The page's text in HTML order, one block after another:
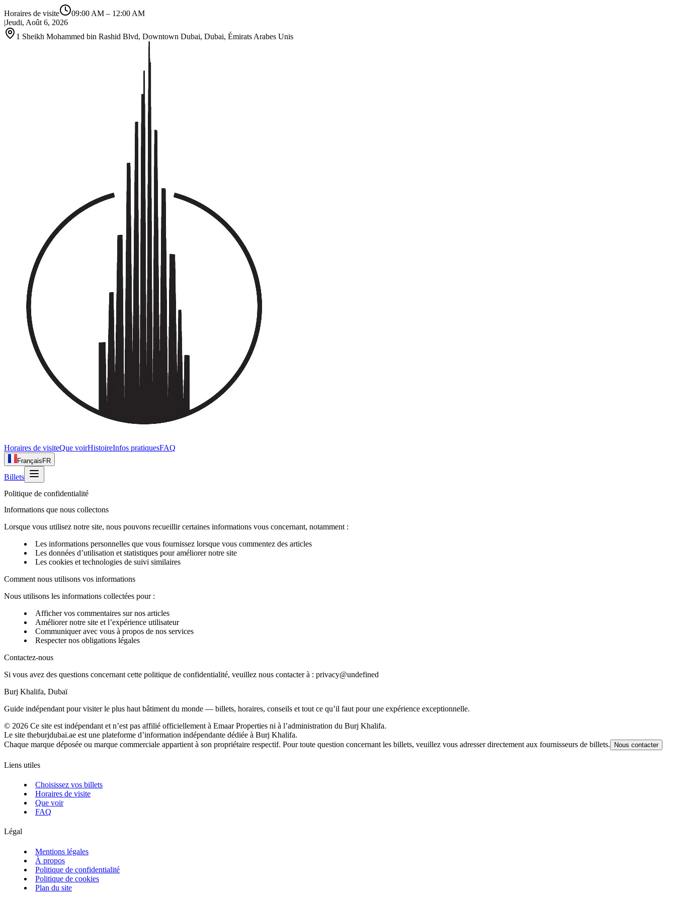
Horaires de visite 09:00 AM – 12:00 AM
|Jeudi, Août 6, 2026
1 Sheikh Mohammed bin Rashid Blvd, Downtown Dubai, Dubai, Émirats Arabes Unis
Horaires de visiteQue voirHistoireInfos pratiquesFAQ
Français FR
Billets
Politique de confidentialité
Informations que nous collectons
Lorsque vous utilisez notre site, nous pouvons recueillir certaines informations vous concernant, notamment :
Les informations personnelles que vous fournissez lorsque vous commentez des articles
Les données d’utilisation et statistiques pour améliorer notre site
Les cookies et technologies de suivi similaires
Comment nous utilisons vos informations
Nous utilisons les informations collectées pour :
Afficher vos commentaires sur nos articles
Améliorer notre site et l’expérience utilisateur
Communiquer avec vous à propos de nos services
Respecter nos obligations légales
Contactez-nous
Si vous avez des questions concernant cette politique de confidentialité, veuillez nous contacter à : privacy@undefined
Burj Khalifa, Dubaï
Guide indépendant pour visiter le plus haut bâtiment du monde — billets, horaires, conseils et tout ce qu’il faut pour une expérience exceptionnelle.
© 2026 Ce site est indépendant et n’est pas affilié officiellement à Emaar Properties ni à l’administration du Burj Khalifa.
Le site theburjdubai.ae est une plateforme d’information indépendante dédiée à Burj Khalifa.
Chaque marque déposée ou marque commerciale appartient à son propriétaire respectif. Pour toute question concernant les billets, veuillez vous adresser directement aux fournisseurs de billets.
Nous contacter
Liens utiles
Choisissez vos billets
Horaires de visite
Que voir
FAQ
Légal
Mentions légales
À propos
Politique de confidentialité
Politique de cookies
Plan du site